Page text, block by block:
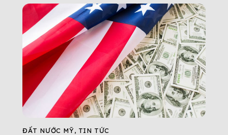
ĐẤT NƯỚC MỸ, TIN TỨC